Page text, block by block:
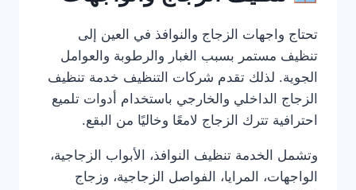
تحتاج واجهات الزجاج والنوافذ في العين إلى
تنظيف مستمر بسبب الغبار والرطوبة والعوامل
الجوية. لذلك تقدم شركات التنظيف خدمة تنظيف
الزجاج الداخلي والخارجي باستخدام أدوات تلميع
احترافية تترك الزجاج لامعًا وخاليًا من البقع.
وتشمل الخدمة تنظيف النوافذ، الأبواب الزجاجية،
الواجهات، المرايا، الفواصل الزجاجية، وزجاج